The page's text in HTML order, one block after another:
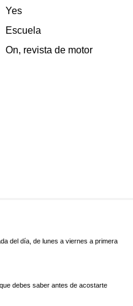
Yes
Escuela
On, revista de motor
del día, de lunes a viernes a primera
debes saber antes de acostarte